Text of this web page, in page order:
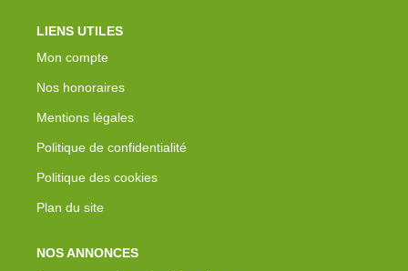
LIENS UTILES
Mon compte
Nos honoraires
Mentions légales
Politique de confidentialité
Politique des cookies
Plan du site
NOS ANNONCES